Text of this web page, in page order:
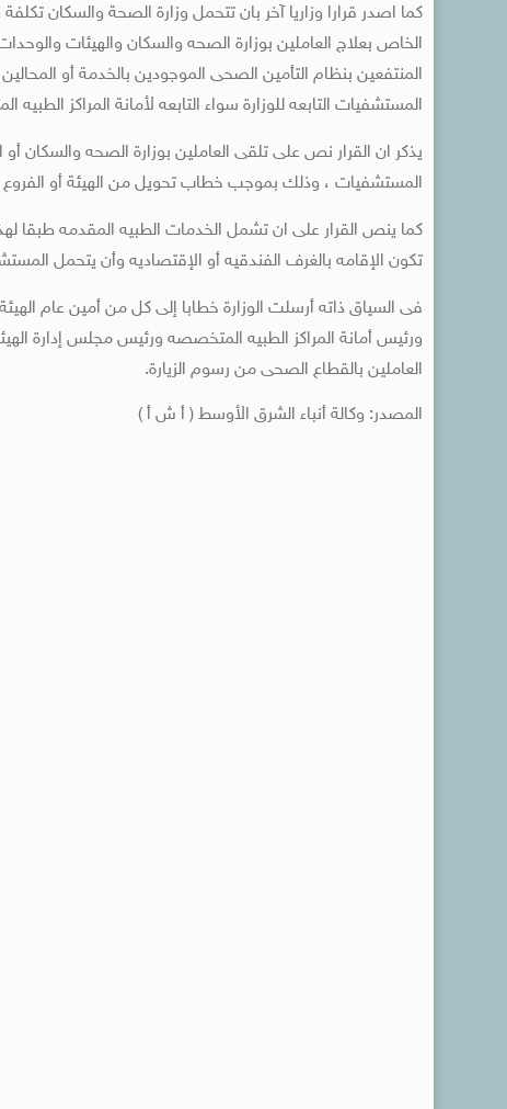
كما اصدر قرارا وزاريا آخر بان تتحمل وزارة الصحة والسكان تكلفة
الخاص بعلاج العاملين بوزارة الصحه والسكان والهيئات
المنتفعين بنظام التأمين الصحى الموجودين بالخدمة أو
المستشفيات التابعه للوزارة سواء التابعه لأمانة المراكز
يذكر ان القرار نص على تلقى العاملين بوزارة الصحه والسكان
المستشفيات ، وذلك بموجب خطاب تحويل من الهيئة أو الفروع
كما ينص القرار على ان تشمل الخدمات الطبيه المقدمه طبقا لهذا
تكون الإقامه بالغرف الفندقيه أو الإقتصاديه وأن يتحمل
فى السياق ذاته أرسلت الوزارة خطابا إلى كل من أمين عام
ورئيس أمانة المراكز الطبيه المتخصصه ورئيس مجلس إدارة
العاملين بالقطاع الصحى من رسوم الزيارة.
المصدر: وكالة أنباء الشرق الأوسط ( أ ش أ )